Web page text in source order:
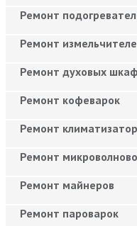
Ремонт
Ремонт
Ремонт духовых
Ремонт кофеварок
Ремонт
Ремонт
Ремонт майнеров
Ремонт пароварок